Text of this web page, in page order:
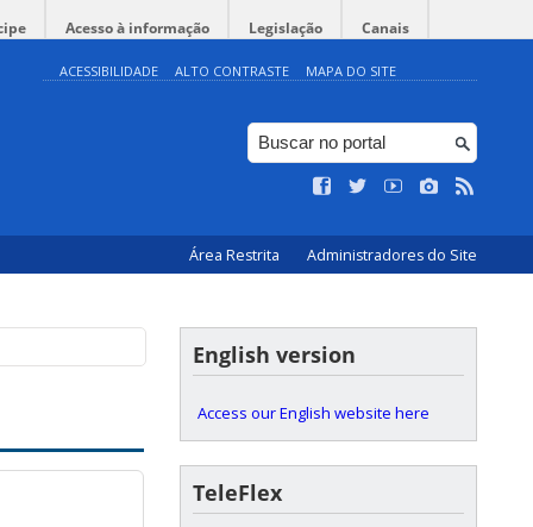
Acesso à informação Legislação Canais
ACESSIBILIDADE ALTO CONTRASTE MAPA DO SITE
Área Restrita Administradores do Site
@Hall do Auditório |
English version
Access our English website here
TeleFlex